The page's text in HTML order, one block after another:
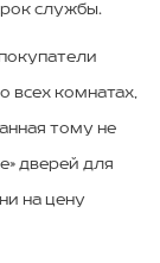
службы.
всех комнатах,
тому не
дверей для
на цену